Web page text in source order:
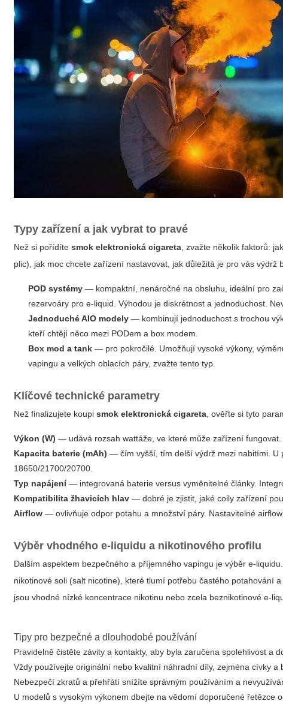
Typy zařízení a jak vybrat to pravé
Než si pořídítesmok elektronická cigareta , zvažte několik faktorů:
plic), jak moc chcete zařízení nastavovat, jak důležitá je pro vás výdrž
POD systémy — kompaktní, nenáročné na obsluhu, ideální pro
rezervoáry pro e-liquid. Výhodou je diskrétnost a jednoduchost.
Jednoduché AIO modely — kombinují jednoduchost s trochou
kteří chtějí něco mezi PODem a box modem.
Box mod a tank — pro pokročilé. Umožňují vysoké výkony,
vapingu a velkých oblacích páry, zvažte tento typ.
Klíčové technické parametry
Než finalizujete koupismok elektronická cigareta , ověřte si tyto
Výkon (W) — udává rozsah wattáže, ve které může zařízení
Kapacita baterie (mAh) — čím vyšší, tím delší výdrž mezi nabitími. U
18650/21700/20700.
Typ napájení— integrovaná baterie versus vyměnitelné články.
Kompatibilita žhavicích hlav — dobré je zjistit, jaké coily zařízení
Airflow — ovlivňuje odpor potahu a množství páry. Nastavitelné
Výběr vhodného e-liquidu a nikotinového profilu
Dalším aspektem bezpečného a příjemného vapingu je výběr e-
nikotinové soli (salt nicotine), které tlumí potřebu častého potahování
jsou vhodné nízké koncentrace nikotinu nebo zcela beznikotinové e-
Tipy pro bezpečné a dlouhodobé používání
Pravidelně čistěte závity a kontakty, aby byla zaručena spolehlivost a
Vždy používejte originální nebo kvalitní náhradní díly, zejména cívky a
Nebezpečí zkratů a přehřátí snížíte správným používáním a
U modelů s vysokým výkonem dbejte na vědomí doporučené řetězce